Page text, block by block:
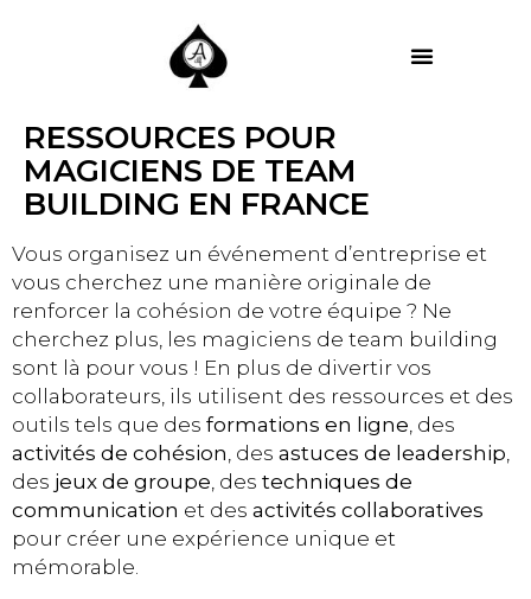
RESSOURCES POUR
MAGICIENS DE TEAM
BUILDING EN FRANCE
Vous organisez un événement d’entreprise et
vous cherchez une manière originale de
renforcer la cohésion de votre équipe ? Ne
cherchez plus, les magiciens de team building
sont là pour vous ! En plus de divertir vos
collaborateurs, ils utilisent des ressources et des
outils tels que des formations en ligne, des
activités de cohésion, des astuces de leadership,
des jeux de groupe, des techniques de
communication et des activités collaboratives
pour créer une expérience unique et
mémorable.